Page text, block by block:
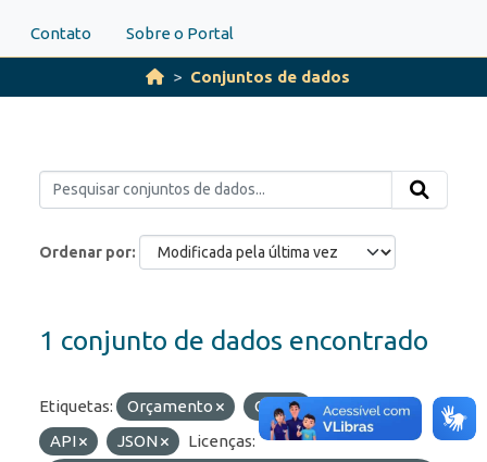
Contato Sobre o Portal
Conjuntos de dados
Ordenar por
1 conjunto de dados encontrado
Etiquetas: Orçamento OAM
Formatos:
API
JSON
Licenças: